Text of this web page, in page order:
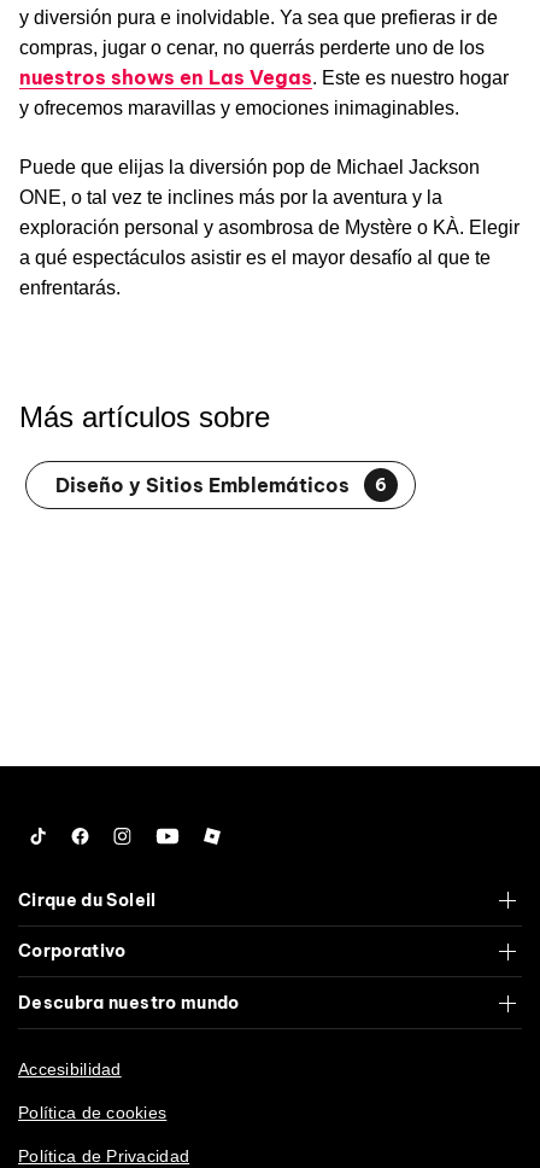
y diversión pura e inolvidable. Ya sea que prefieras ir de
compras, jugar o cenar, no querrás perderte uno de los
nuestros shows en Las Vegas. Este es nuestro hogar
y ofrecemos maravillas y emociones inimaginables.
Puede que elijas la diversión pop de Michael Jackson
ONE, o tal vez te inclines más por la aventura y la
exploración personal y asombrosa de Mystère o KÀ. Elegir
a qué espectáculos asistir es el mayor desafío al que te
enfrentarás.
Más artículos sobre
Diseño y Sitios Emblemáticos 6
TiktokFacebook
Instagram
YouTubeRoblox
Cirque du Soleil
Corporativo
Descubra nuestro mundo
Accesibilidad
Política de cookies
Política de Privacidad